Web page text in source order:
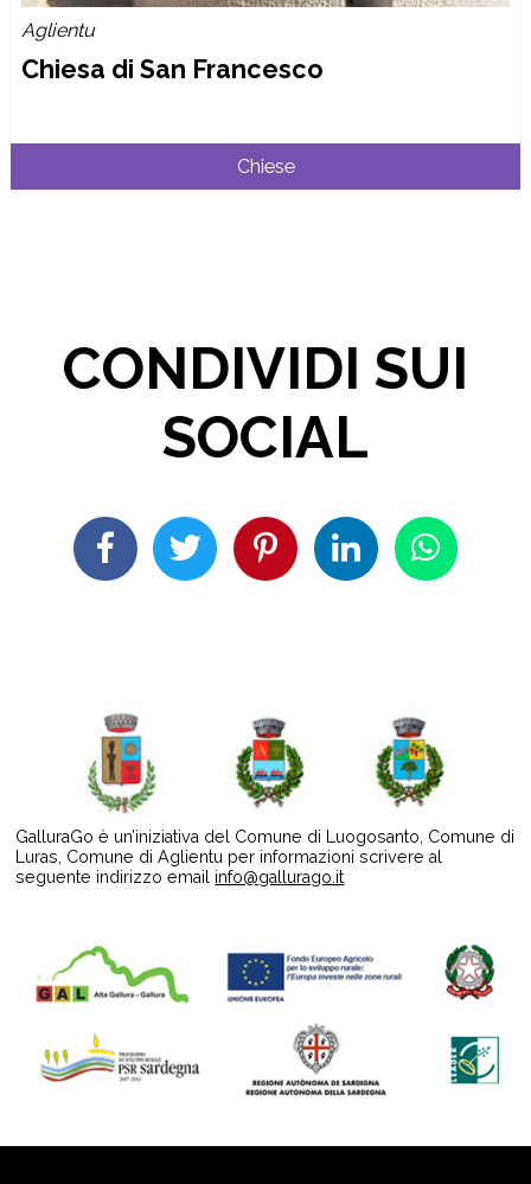
Aglientu
Chiesa di San Francesco
Chiese
CONDIVIDI SUI
SOCIAL
GalluraGo è un’iniziativa del Comune di Luogosanto, Comune di
Luras, Comune di Aglientu per informazioni scrivere al
seguente indirizzo email info@gallurago.it